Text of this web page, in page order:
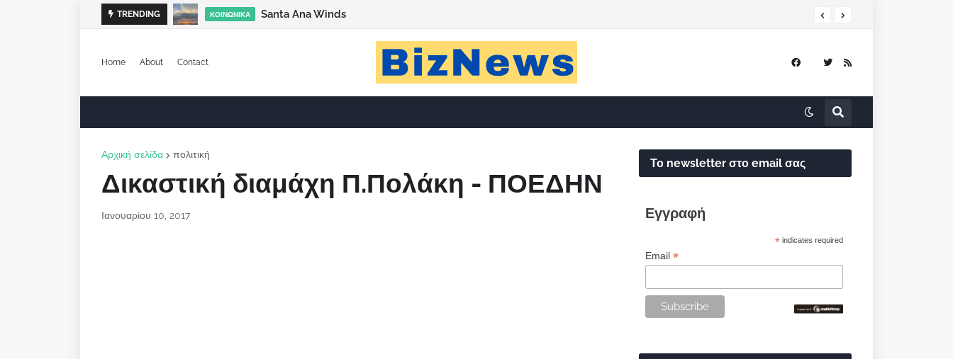
TRENDING ΚΟΙΝΩΝΙΚΆ Santa Ana Winds
Home About Contact
Αρχική σελίδα πολιτική
Δικαστική διαμάχη Π.Πολάκη - ΠΟΕΔΗΝ
Ιανουαρίου 10, 2017
Το newsletter στο email σας
Εγγραφή
* indicates required
Email *